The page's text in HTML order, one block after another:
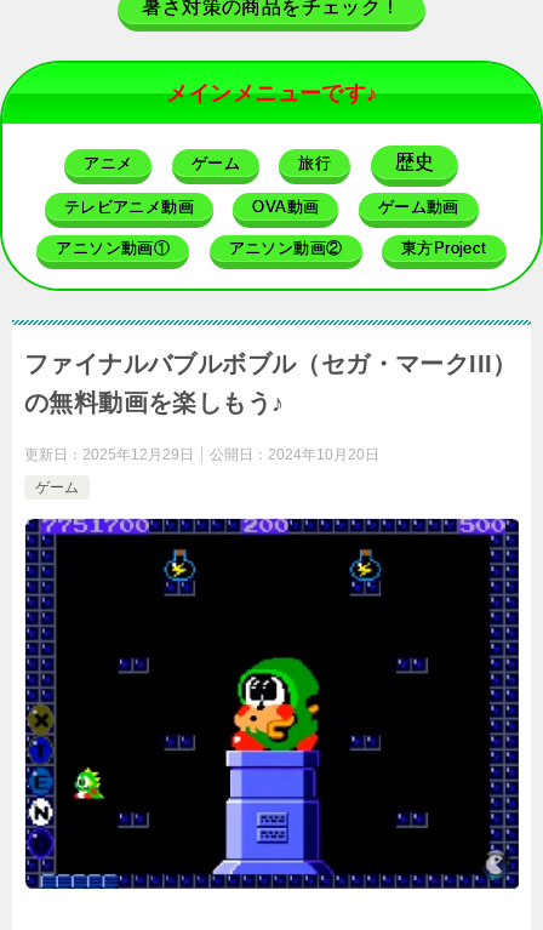
暑さ対策の商品をチェック！
メインメニューです♪
アニメ ゲーム 旅行 歴史
テレビアニメ動画 OVA動画 ゲーム動画
アニソン動画① アニソン動画② 東方Project
ファイナルバブルボブル（セガ・マークIII）
の無料動画を楽しもう♪
更新日： 2025年12月29日 公開日： 2024年10月20日
ゲーム